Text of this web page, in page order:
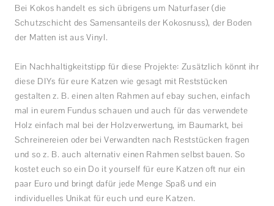
Bei Kokos handelt es sich übrigens um Naturfaser (die
Schutzschicht des Samensanteils der Kokosnuss), der Boden
der Matten ist aus Vinyl.
Ein Nachhaltigkeitstipp für diese Projekte: Zusätzlich könnt ihr
diese DIYs für eure Katzen wie gesagt mit Reststücken
gestalten z. B. einen alten Rahmen auf ebay suchen, einfach
mal in eurem Fundus schauen und auch für das verwendete
Holz einfach mal bei der Holzverwertung, im Baumarkt, bei
Schreinereien oder bei Verwandten nach Reststücken fragen
und so z. B. auch alternativ einen Rahmen selbst bauen. So
kostet euch so ein Do it yourself für eure Katzen oft nur ein
paar Euro und bringt dafür jede Menge Spaß und ein
individuelles Unikat für euch und eure Katzen.